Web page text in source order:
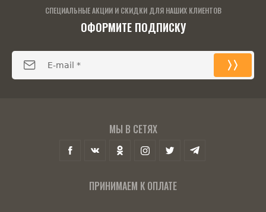
СПЕЦИАЛЬНЫЕ АКЦИИ И СКИДКИ ДЛЯ НАШИХ КЛИЕНТОВ
ОФОРМИТЕ ПОДПИСКУ
МЫ В СЕТЯХ
ПРИНИМАЕМ К ОПЛАТЕ